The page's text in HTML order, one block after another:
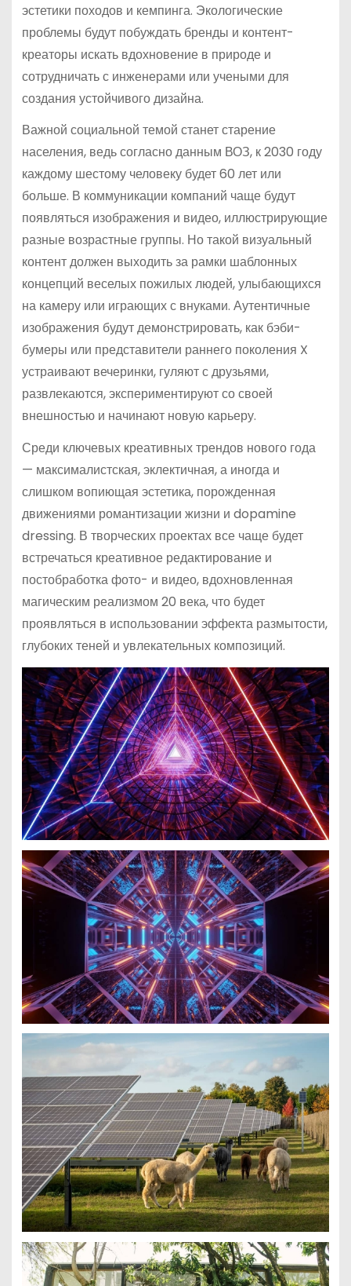
эстетики походов и кемпинга. Экологические
проблемы будут побуждать бренды и контент-
креаторы искать вдохновение в природе и
сотрудничать с инженерами или учеными для
создания устойчивого дизайна.
Важной социальной темой станет старение
населения, ведь согласно данным ВОЗ, к 2030 году
каждому шестому человеку будет 60 лет или
больше. В коммуникации компаний чаще будут
появляться изображения и видео, иллюстрирующие
разные возрастные группы. Но такой визуальный
контент должен выходить за рамки шаблонных
концепций веселых пожилых людей, улыбающихся
на камеру или играющих с внуками. Аутентичные
изображения будут демонстрировать, как бэби-
бумеры или представители раннего поколения X
устраивают вечеринки, гуляют с друзьями,
развлекаются, экспериментируют со своей
внешностью и начинают новую карьеру.
Среди ключевых креативных трендов нового года
— максималистская, эклектичная, а иногда и
слишком вопиющая эстетика, порожденная
движениями романтизации жизни и dopamine
dressing. В творческих проектах все чаще будет
встречаться креативное редактирование и
постобработка фото- и видео, вдохновленная
магическим реализмом 20 века, что будет
проявляться в использовании эффекта размытости,
глубоких теней и увлекательных композиций.